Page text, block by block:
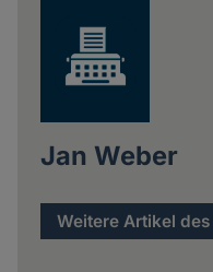
Jan Weber
Weitere Artikel